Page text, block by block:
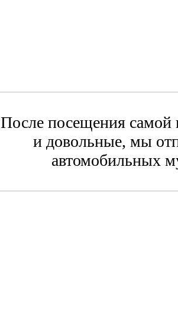
После посещения самой
и довольные, мы
автомобильных